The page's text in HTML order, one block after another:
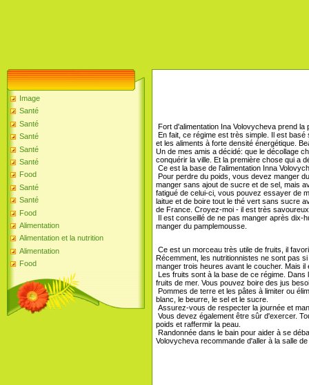
Image
Santé
Santé
Santé
Santé
Santé
Food
Santé
Santé
Food
Alimentation
Alimentation et la nutrition
Alimentation
Food
Fort d'alimentation Ina Volovycheva prend
En fait, ce régime est très simple. Il est
et les aliments à forte densité énergétique.
Un de mes amis a décidé: que le décollage
conquérir la ville. Et la première chose qui a
Ce est la base de l'alimentation Inna
Pour perdre du poids, vous devez manger
manger sans ajout de sucre et de sel, mais
fatigué de celui-ci, vous pouvez essayer de
laitue et de boire tout le thé vert sans sucre
de France. Croyez-moi - il est très
Il est conseillé de ne pas manger après dix-
manger du pamplemousse.
Ce est un morceau très utile de fruits, il
Récemment, les nutritionnistes ne sont pas
manger trois heures avant le coucher. Mais
Les fruits sont à la base de ce régime.
fruits de mer. Vous pouvez boire des jus
Pommes de terre et les pâtes à limiter ou
blanc, le beurre, le sel et le sucre.
Assurez-vous de respecter la journée et
Vous devez également être sûr d'exercer.
poids et raffermir la peau.
Randonnée dans le bain pour aider à se
Volovycheva recommande d'aller à la salle